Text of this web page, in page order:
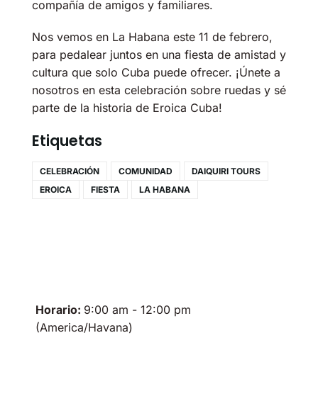
compañía de amigos y familiares.
Nos vemos en La Habana este 11 de febrero,
para pedalear juntos en una fiesta de amistad y
cultura que solo Cuba puede ofrecer. ¡Únete a
nosotros en esta celebración sobre ruedas y sé
parte de la historia de Eroica Cuba!
Etiquetas
CELEBRACIÓN COMUNIDAD
DAIQUIRI TOURS
EROICA
FIESTA LA HABANA
Horario: 9:00 am - 12:00 pm
(America/Havana)